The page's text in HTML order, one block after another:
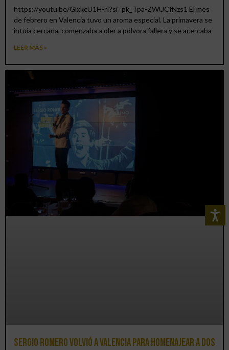
https://youtu.be/GlxkcU1H-rI?si=pk_Tpa-ZWUCfNzs1 El mes
de febrero en Valencia tuvo un aroma especial. La primavera se
intuía cercana, comenzaba a oler a pólvora fallera y se acercaba
LEER MÁS »
Sergio Romero volvió a Valencia para homenajear a dos